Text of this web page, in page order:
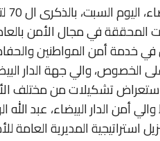
المحققة في مجال الأمن
في خدمة أمن المواطنين
الخصوص، والي جهة الدار
استعراض تشكيلات من مختلف
أمن الدار البيضاء، عبد
استراتيجية المديرية